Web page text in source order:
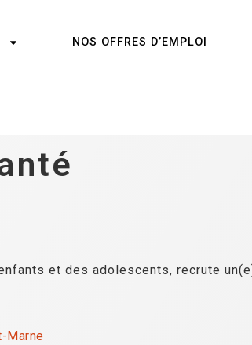
NOS OFFRES D’EMPLOI
et des adolescents, recrute
Marne